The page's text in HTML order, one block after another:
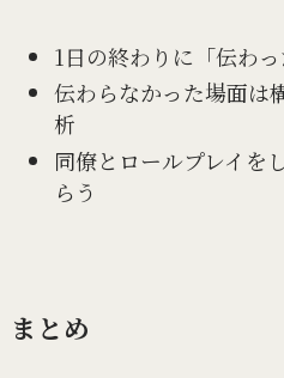
1日の終わりに「伝わ
伝わらなかった場面は
析
同僚とロールプレイを
らう
まとめ